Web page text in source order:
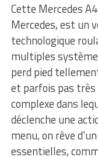
Cette Mercedes
Mercedes, est un
technologique
multiples
perd pied
et parfois pas
complexe dans
déclenche une
menu, on rêve
essentielles,